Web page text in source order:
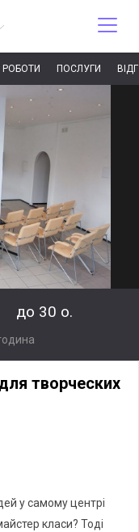
РОБОТИ ПОСЛУГИ
до 30 о.
творческих
у самому центрі
класи? Тоді